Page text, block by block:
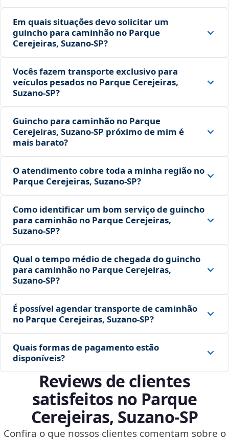
Em quais situações devo solicitar um
guincho para caminhão no Parque
Cerejeiras, Suzano‑SP?
Vocês fazem transporte exclusivo para
veículos pesados no Parque Cerejeiras,
Suzano‑SP?
Guincho para caminhão no Parque
Cerejeiras, Suzano‑SP próximo de mim é
mais barato?
O atendimento cobre toda a minha região no
Parque Cerejeiras, Suzano‑SP?
Como identificar um bom serviço de guincho
para caminhão no Parque Cerejeiras,
Suzano‑SP?
Qual o tempo médio de chegada do guincho
para caminhão no Parque Cerejeiras,
Suzano‑SP?
É possível agendar transporte de caminhão
no Parque Cerejeiras, Suzano‑SP?
Quais formas de pagamento estão
disponíveis?
Reviews de clientes
satisfeitos no Parque
Cerejeiras, Suzano‑SP
Confira o que nossos clientes comentam sobre o